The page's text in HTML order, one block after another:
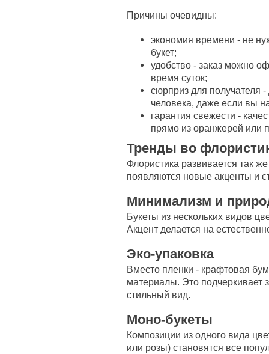
Причины очевидны:
экономия времени - не
букет;
удобство - заказ можно
время суток;
сюрприз для получателя -
человека, даже если вы
гарантия свежести -
прямо из оранжерей или
Тренды во
Флористика развивается так
появляются новые акценты и
Минимализм и
Букеты из нескольких видов
Акцент делается на
Эко-упаковка
Вместо пленки - крафтовая
материалы. Это подчеркивает
стильный вид.
Моно-букеты
Композиции из одного вида
или розы) становятся все